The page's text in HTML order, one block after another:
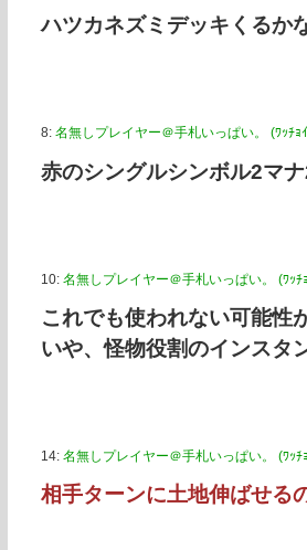
ハツカネズミデッキくるか
8: 名無しプレイヤー＠手札いっぱい。 (ﾜｯﾁ
赤のシングルシンボル2マ
10: 名無しプレイヤー＠手札いっぱい。 (ﾜｯ
これでも使われない可能性
いや、怪物役割のインスタ
14: 名無しプレイヤー＠手札いっぱい。 (ﾜｯ
相手ターンに土地伸ばせる